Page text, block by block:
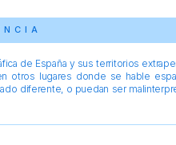
de España y sus territorios
otros lugares donde se hable
diferente, o puedan ser